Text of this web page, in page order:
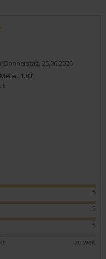
Donnerstag, 25.06.2026
1.83
L
5
5
5
zu weit